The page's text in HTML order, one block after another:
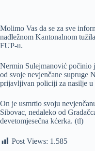
Molimo Vas da se za sve
nadležnom Kantonalnom
FUP-u.
Nermin Sulejmanović počinio
od svoje nevjenčane supruge
prijavljivan policiji za nasilje u
On je usmrtio svoju
Sibovac, nedaleko od
devetomjesečna kćerka. (tl)
Post Views: 1.585